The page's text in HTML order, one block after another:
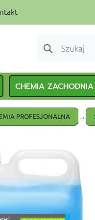
CHEMIA ZACHODNIA
PROFESJONALNA →